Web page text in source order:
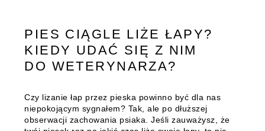
PIES CIĄGLE LIŻE ŁAPY?
KIEDY UDAĆ SIĘ Z NIM
DO WETERYNARZA?
Czy lizanie łap przez pieska powinno być dla nas
niepokojącym sygnałem? Tak, ale po dłuższej
obserwacji zachowania psiaka. Jeśli zauważysz, że